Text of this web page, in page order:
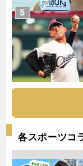
5
各スポーツコ